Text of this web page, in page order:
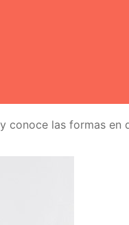
conoce las formas en